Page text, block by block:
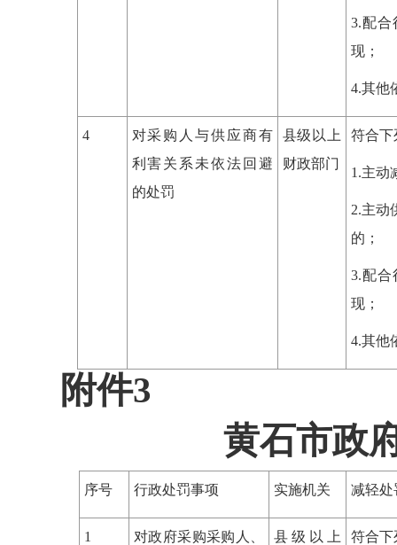
3.配合
现；
4.其他
4
对采购人与供应商有
利害关系未依法回避
的处罚
县级以上
财政部门
符合下
1.主动
2.主动
的；
3.配合
现；
4.其他
附件3
黄石市政
序号 行政处罚事项 实施机关 减轻处
1
对政府采购采购人、
县级以上
符合下